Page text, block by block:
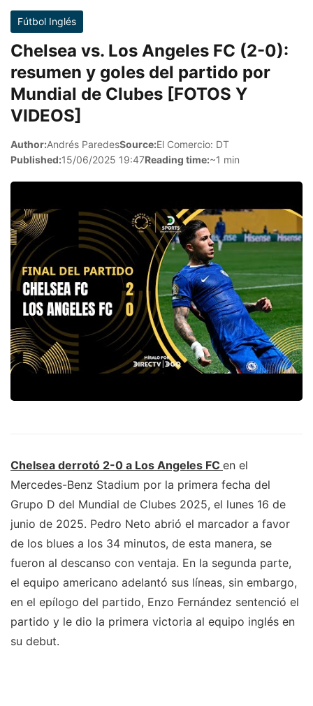
Fútbol Inglés
Chelsea vs. Los Angeles FC (2-0):
resumen y goles del partido por
Mundial de Clubes [FOTOS Y
VIDEOS]
Author:Andrés ParedesSource:El Comercio: DT
Published:15/06/2025 19:47Reading time:~1 min
Chelsea derrotó 2-0 a Los Angeles FC en el
Mercedes-Benz Stadium por la primera fecha del
Grupo D del Mundial de Clubes 2025, el lunes 16 de
junio de 2025. Pedro Neto abrió el marcador a favor
de los blues a los 34 minutos, de esta manera, se
fueron al descanso con ventaja. En la segunda parte,
el equipo americano adelantó sus líneas, sin embargo,
en el epílogo del partido, Enzo Fernández sentenció el
partido y le dio la primera victoria al equipo inglés en
su debut.